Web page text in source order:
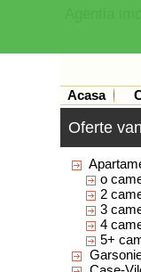
Agentia
Acasa
Oferte
o
2
3
4
5+